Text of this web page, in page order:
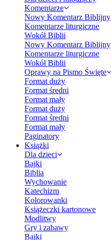
Komentarze
Nowy Komentarz Biblijny
Komentarze liturgiczne
Wokół Biblii
Nowy Komentarz Biblijny
Komentarze liturgiczne
Wokół Biblii
Oprawy na Pismo Święte
Format duży
Format średni
Format mały
Format duży
Format średni
Format mały
Paginatory
Książki
Dla dzieci
Bajki
Biblia
Wychowanie
Katechizm
Kolorowanki
Książeczki kartonowe
Modlitwy
Gry i zabawy
Bajki